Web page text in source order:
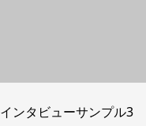
インタビューサンプル3